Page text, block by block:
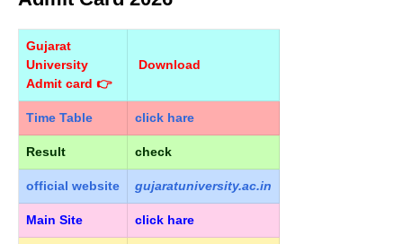
Gujarat
University
Admit card 👉
Download
Time Table click hare
Result check
official website gujaratuniversity.ac.in
Main Site click hare